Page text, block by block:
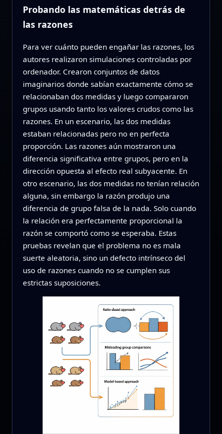
Probando las matemáticas detrás de
las razones
Para ver cuánto pueden engañar las razones, los
autores realizaron simulaciones controladas por
ordenador. Crearon conjuntos de datos
imaginarios donde sabían exactamente cómo se
relacionaban dos medidas y luego compararon
grupos usando tanto los valores crudos como las
razones. En un escenario, las dos medidas
estaban relacionadas pero no en perfecta
proporción. Las razones aún mostraron una
diferencia significativa entre grupos, pero en la
dirección opuesta al efecto real subyacente. En
otro escenario, las dos medidas no tenían relación
alguna, sin embargo la razón produjo una
diferencia de grupo falsa de la nada. Solo cuando
la relación era perfectamente proporcional la
razón se comportó como se esperaba. Estas
pruebas revelan que el problema no es mala
suerte aleatoria, sino un defecto intrínseco del
uso de razones cuando no se cumplen sus
estrictas suposiciones.